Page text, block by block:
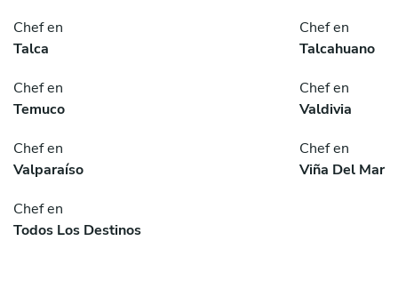
Chef en
Talca
Chef en
Talcahuano
Chef en
Temuco
Chef en
Valdivia
Chef en
Valparaíso
Chef en
Viña Del Mar
Chef en
Todos Los Destinos